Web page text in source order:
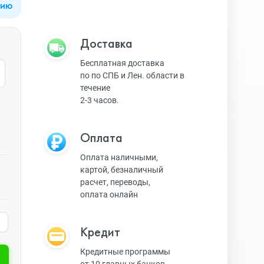
Apple Watch Series 9
Apple Watch Ultra 3
Apple Watch Ultra
Apple Watch SE 2023
Apple Watch SE 2022
Умные часы, браслеты
Доставка
Бесплатная доставка
по по СПБ и Лен. области в
течение
2-3 часов.
Оплата
Оплата наличными,
картой, безналичный
расчет, переводы,
оплата онлайн
Кредит
Кредитные программы